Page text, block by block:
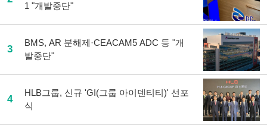
1 "개발중단"
3
BMS, AR 분해제·CEACAM5 ADC 등 "개
발중단"
4
HLB그룹, 신규 'GI(그룹 아이덴티티)' 선포
식